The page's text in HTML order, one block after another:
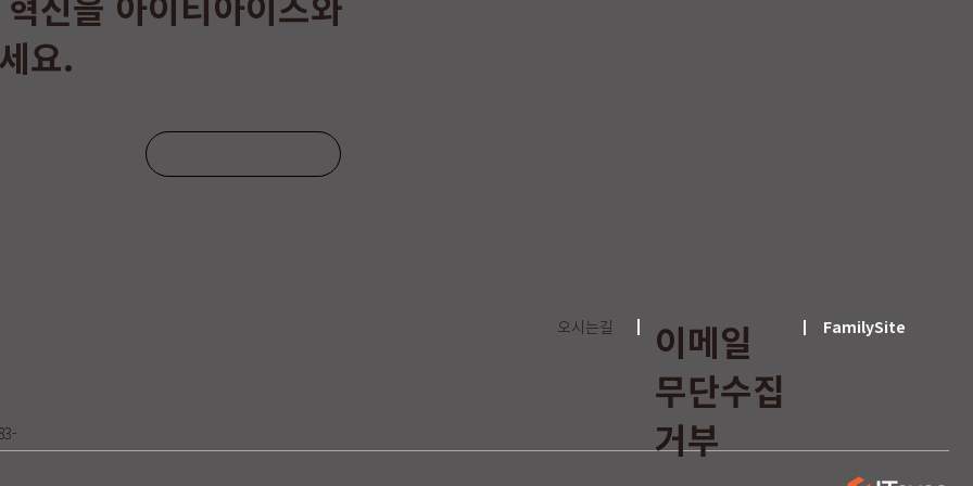
요.
오시는길
이메일
무단수집
거부
FamilySite